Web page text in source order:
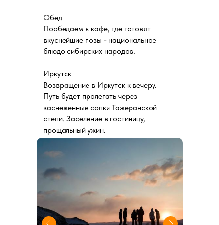
Обед
Пообедаем в кафе, где готовят
вкуснейшие позы - национальное
блюдо сибирских народов.
Иркутск
Возвращение в Иркутск к вечеру.
Путь будет пролегать через
заснеженные сопки Тажеранской
степи. Заселение в гостиницу,
прощальный ужин.